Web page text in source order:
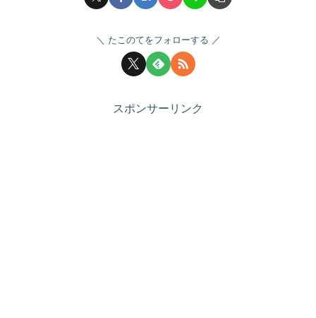
たこのてをフォローする
スポンサーリンク